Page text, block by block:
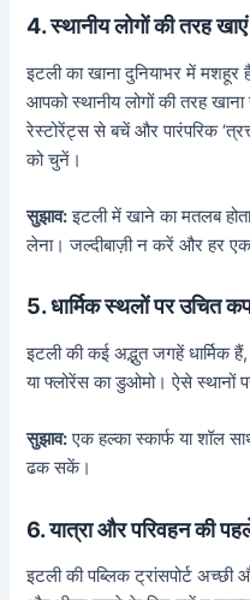
4. स्थानीय लोगों की तरह खाएं
इटली का खाना दुनियाभर में
आपको स्थानीय लोगों की तरह
रेस्टोरेंट्स से बचें और पारंपरिक
को चुनें।
सुझाव:इटली में खाने का मतलब
लेना। जल्दीबाज़ी न करें और हर
5. धार्मिक स्थलों पर उचित
इटली की कई अद्भुत जगहें धार्मिक
या फ्लोरेंस का डुओमो। ऐसे स्थानों
सुझाव:एक हल्का स्कार्फ या शॉल
ढक सकें।
6. यात्रा और परिवहन की
इटली की पब्लिक ट्रांसपोर्ट अच्छी